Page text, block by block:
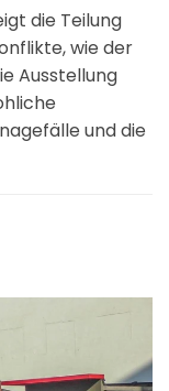
die Teilung
wie der
Ausstellung
und die